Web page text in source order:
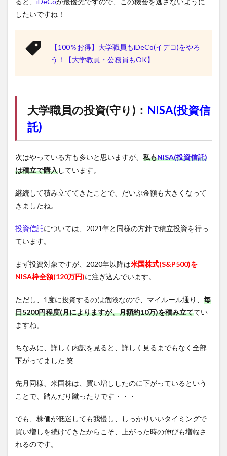
したいですね！
【100％お得】大学職員もiDeCo(イデコ)をやろ
う！【大学教員・公務員もOK】
大学職員の投資(守り)： NISA(投資信
託)
次はやっている方も多いと思いますが、 私もNISA(投資信託)
は積立で購入しています。
継続して積み立ててきたことで、だいぶ金額も大きくなって
きましたね。
投資信託については、2021年と同様の方針で積立投資を行っ
ています。
まず投資対象ですが、2020年以降は米国株式(S&P500)を
NISA枠全額(120万円)に注ぎ込んでいます。
ただし、1度に投資するのは危険なので、マイルール通り、 毎
日5200円程度(月によりますが、月額約10万)を積み立ててい
ますね。
ちなみに、詳しく内訳を見ると、詳しく見るまでもなく全部
下がってました 笑
先月同様、米国株は、買い増ししたのに下がっているという
ことで、踏んだり蹴ったりです・・・
でも、株価が低迷しても我慢し、しっかりいいタイミングで
買い増しを続けてきたからこそ、上がった時の伸びも増幅さ
れるのです。